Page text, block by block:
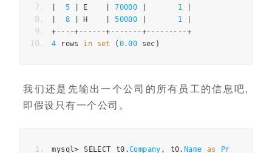
5 E 70000 1
8 H 50000 1
+----+------+-------+---------+
4 rows in set ( 0.00 sec )
我们还是先输出一个公司的所有员工的信息吧,
即假设只有一个公司。
mysql> SELECT t0 .Company , t0. Name as
Pr